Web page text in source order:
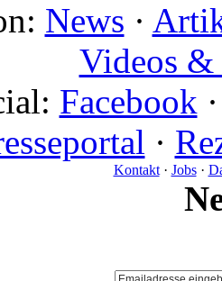
News ·
Videos
Facebook
·
Kontakt· Jobs·